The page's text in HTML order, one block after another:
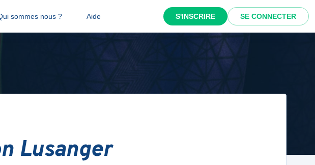
sommes nous ? Aide S'INSCRIRE SE CONNECTER
Lusanger